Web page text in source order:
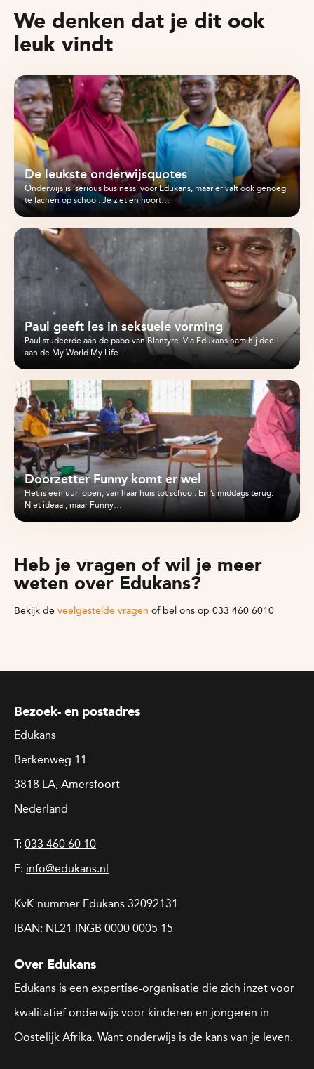
We denken dat je dit ook
leuk vindt
De leukste onderwijsquotes
Onderwijs is ‘serious business’ voor Edukans, maar er valt ook genoeg
te lachen op school. Je ziet en hoort…
Paul geeft les in seksuele vorming
Paul studeerde aan de pabo van Blantyre. Via Edukans nam hij deel
aan de My World My Life…
Doorzetter Funny komt er wel
Het is een uur lopen, van haar huis tot school. En ’s middags terug.
Niet ideaal, maar Funny…
Heb je vragen of wil je meer
weten over Edukans?
Bekijk de veelgestelde vragen of bel ons op 033 460 6010
Bezoek- en postadres
Edukans
Berkenweg 11
3818 LA, Amersfoort
Nederland
T: 033 460 60 10
E: info@edukans.nl
KvK-nummer Edukans 32092131
IBAN: NL21 INGB 0000 0005 15
Over Edukans
Edukans is een expertise-organisatie die zich inzet voor
kwalitatief onderwijs voor kinderen en jongeren in
Oostelijk Afrika. Want onderwijs is de kans van je leven.